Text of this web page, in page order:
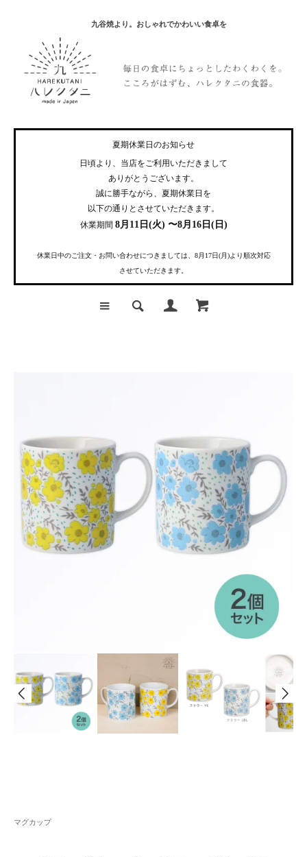
九谷焼より。おしゃれでかわいい食卓を
夏期休業日のお知らせ
日頃より、当店をご利用いただきまして
ありがとうございます。
誠に勝手ながら、夏期休業日を
以下の通りとさせていただきます。
休業期間 8月11日(火) 〜8月16日(日)
休業日中のご注文・お問い合わせにつきましては、8月17日(月)より順次対応
させていただきます。
マグカップ